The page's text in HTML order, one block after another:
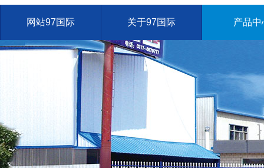
网站97国际 关于97国际 产品中